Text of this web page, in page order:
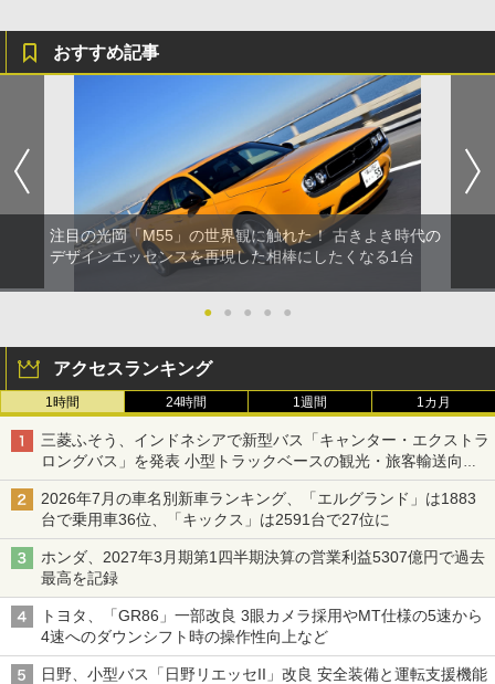
おすすめ記事
注目の光岡「M55」の世界観に触れた！ 古きよき時代の
デザインエッセンスを再現した相棒にしたくなる1台
● ● ● ● ●
アクセスランキング
1時間 24時間 1週間 1カ月
三菱ふそう、インドネシアで新型バス「キャンター・エクストラ
ロングバス」を発表 小型トラックベースの観光・旅客輸送向け
バス
2026年7月の車名別新車ランキング、「エルグランド」は1883
台で乗用車36位、「キックス」は2591台で27位に
ホンダ、2027年3月期第1四半期決算の営業利益5307億円で過去
最高を記録
トヨタ、「GR86」一部改良 3眼カメラ採用やMT仕様の5速から
4速へのダウンシフト時の操作性向上など
日野、小型バス「日野リエッセII」改良 安全装備と運転支援機能